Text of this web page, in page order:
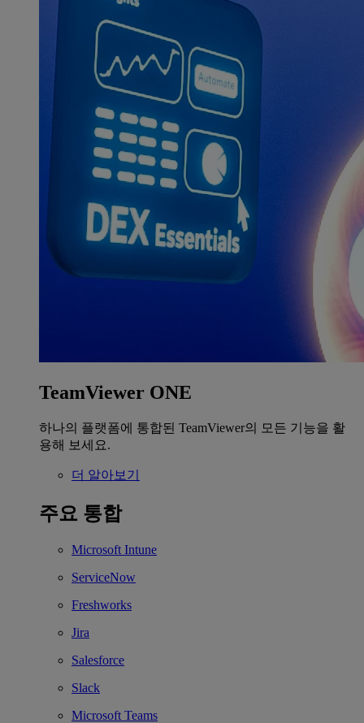
TeamViewer ONE
하나의 플랫폼에 통합된 TeamViewer의 모든 기능을 활
용해 보세요.
더 알아보기
주요 통합
Microsoft Intune
ServiceNow
Freshworks
Jira
Salesforce
Slack
Microsoft Teams